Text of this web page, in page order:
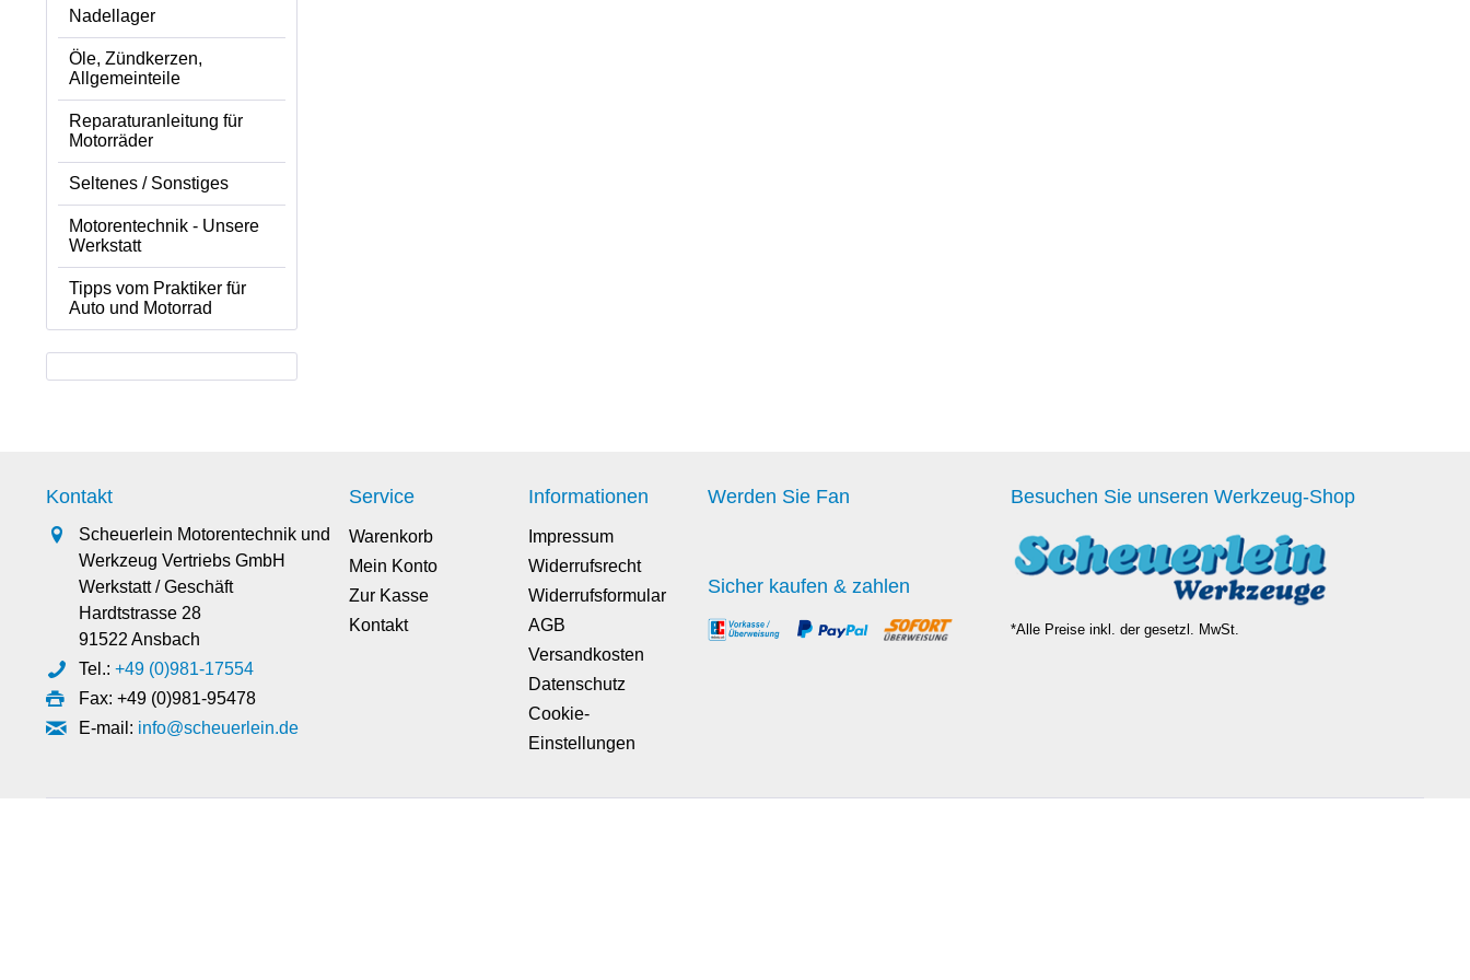
Nadellager
Öle, Zündkerzen,
Allgemeinteile
Reparaturanleitung für
Motorräder
Seltenes / Sonstiges
Motorentechnik - Unsere
Werkstatt
Tipps vom Praktiker für
Auto und Motorrad
Kontakt
Scheuerlein Motorentechnik und
Werkzeug Vertriebs GmbH
Werkstatt / Geschäft
Hardtstrasse 28
91522 Ansbach
Tel.: +49 (0)981-17554
Fax: +49 (0)981-95478
E-mail: info@scheuerlein.de
Service
Warenkorb
Mein Konto
Zur Kasse
Kontakt
Informationen
Impressum
Widerrufsrecht
Widerrufsformular
AGB
Versandkosten
Datenschutz
Cookie-
Einstellungen
Werden Sie Fan
Sicher kaufen & zahlen
Besuchen Sie unseren Werkzeug-Shop
*Alle Preise inkl. der gesetzl. MwSt.